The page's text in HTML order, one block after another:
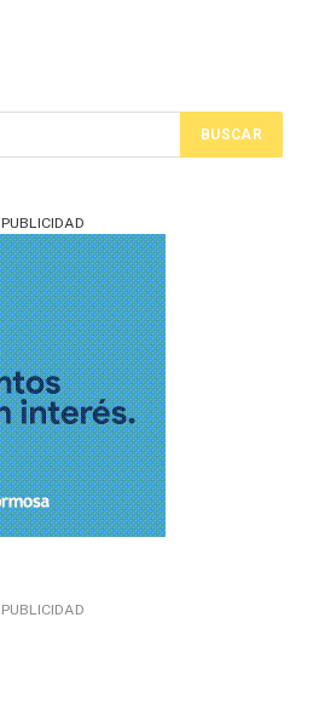
PUBLICIDAD
PUBLICIDAD